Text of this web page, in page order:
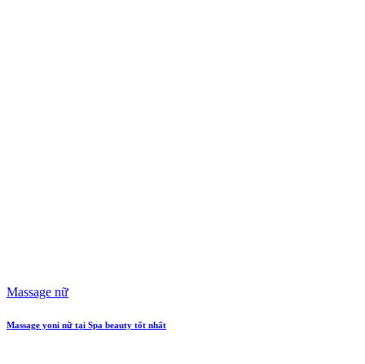
Massage nữ
Massage yoni nữ tại Spa beauty tốt nhất